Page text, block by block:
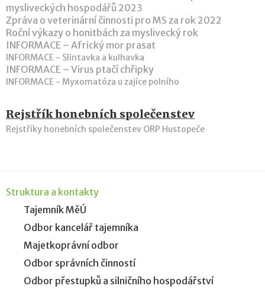
mysliveckých hospodářů 2023
Zpráva o veterinární činnosti pro MS za rok 2022
Roční výkazy o honitbách za myslivecký rok
INFORMACE – Africký mor prasat
INFORMACE - Slintavka a kulhavka
INFORMACE – Virus ptačí chřipky
INFORMACE - Myxomatóza u zajíce polního
Rejstřík honebních společenstev
Rejstříky honebních společenstev ORP Hustopeče
Struktura a kontakty
Tajemník MěÚ
Odbor kancelář tajemníka
Majetkoprávní odbor
Odbor správních činností
Odbor přestupků a silničního hospodářství